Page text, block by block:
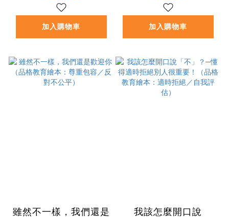
練習本1本+親子互動手
冊1本)
加入購物車
繪本：危機處理／跳脫
框架）
加入購物車
雖然不一樣，我們還是
我該怎麼開口說